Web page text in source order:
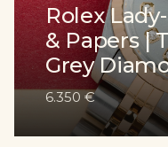
Rolex
& Papers |
Grey
6.350 €